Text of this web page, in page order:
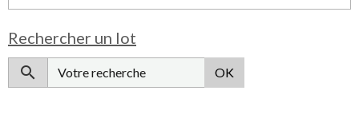
Rechercher un lot
OK